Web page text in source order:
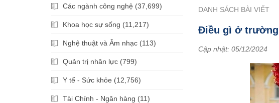
Các ngành công nghệ (37,699)
Khoa học sự sống (11,217)
Nghệ thuật và Âm nhạc (113)
Quản trị nhân lực (799)
Y tế - Sức khỏe (12,756)
Tài Chính - Ngân hàng (11)
DANH SÁCH BÀI VIẾT
Điều gì ở trường
Cập nhật: 05/12/2024